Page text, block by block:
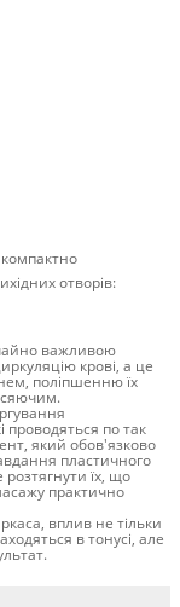
отворів:
важливою
крові, а це
поліпшенню їх
сяючим.
проводяться по так
який обов'язково
пластичного
розтягнути їх, що
практично
вплив не тільки
в тонусі, але